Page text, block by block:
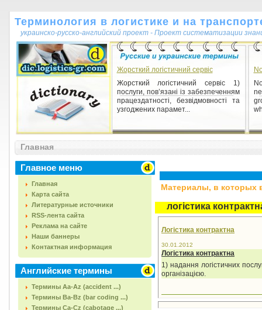
Терминология в логистике и на
украинско-русско-английский проект - Проект систематизации
Жорсткий логістичний сервіс
Жорсткий логістичний сервіс 1)
послуги, пов’язані із забезпеченням
працездатності, безвідмовності та
узгоджених парамет...
Главная
Главное меню
Главная
Карта сайта
Литературные источники
RSS-лента сайта
Реклама на сайте
Наши баннеры
Контактная информация
Английские термины
Термины Aa-Az (accident ...)
Термины Ba-Bz (bar coding ...)
Термины Ca-Cz (cabotage ...)
Материалы, в которых
логістика
Логістика контрактна
30.01.2012
Логістика контрактна
1) надання логістичних
організацією.